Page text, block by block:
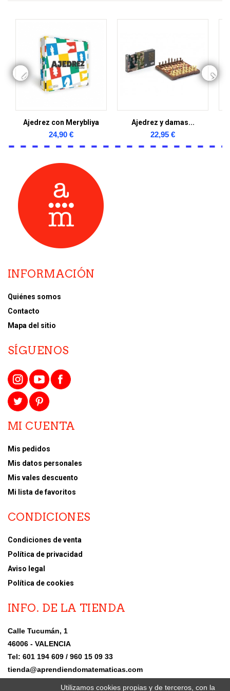
Utilizamos cookies propias y de terceros, con la
Ajedrez con Merybliya
24,90 €
Ajedrez y damas...
22,95 €
INFORMACIÓN
Quiénes somos
Contacto
Mapa del sitio
SÍGUENOS
MI CUENTA
Mis pedidos
Mis datos personales
Mis vales descuento
Mi lista de favoritos
CONDICIONES
Condiciones de venta
Política de privacidad
Aviso legal
Política de cookies
INFO. DE LA TIENDA
Calle Tucumán, 1
46006 - VALENCIA
Tel: 601 194 609 / 960 15 09 33
tienda@aprendiendomatematicas.com